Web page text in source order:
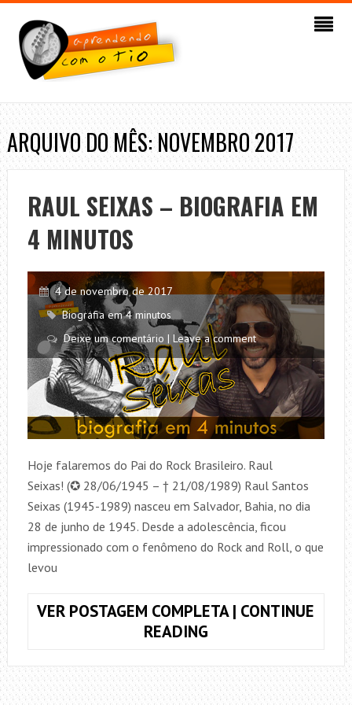
ARQUIVO DO MÊS: NOVEMBRO 2017
RAUL SEIXAS – BIOGRAFIA EM
4 MINUTOS
4 de novembro de 2017
Biografia em 4 minutos
Deixe um comentário | Leave a comment
Hoje falaremos do Pai do Rock Brasileiro. Raul
Seixas! (✪ 28/06/1945 – † 21/08/1989) Raul Santos
Seixas (1945-1989) nasceu em Salvador, Bahia, no dia
28 de junho de 1945. Desde a adolescência, ficou
impressionado com o fenômeno do Rock and Roll, o que
levou
VER POSTAGEM COMPLETA | CONTINUE
READINGRAUL
–
BIOGRAFIA